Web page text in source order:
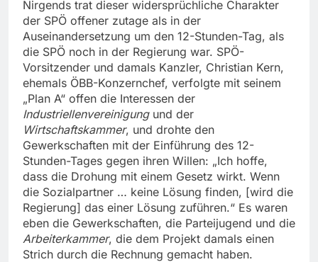
Nirgends trat dieser widersprüchliche Charakter
der SPÖ offener zutage als in der
Auseinandersetzung um den 12-Stunden-Tag, als
die SPÖ noch in der Regierung war. SPÖ-
Vorsitzender und damals Kanzler, Christian Kern,
ehemals ÖBB-Konzernchef, verfolgte mit seinem
„Plan A“ offen die Interessen der
Industriellenvereinigungund der
Wirtschaftskammer, und drohte den
Gewerkschaften mit der Einführung des 12-
Stunden-Tages gegen ihren Willen: „Ich hoffe,
dass die Drohung mit einem Gesetz wirkt. Wenn
die Sozialpartner … keine Lösung finden, [wird die
Regierung] das einer Lösung zuführen.“ Es waren
eben die Gewerkschaften, die Parteijugend und die
Arbeiterkammer, die dem Projekt damals einen
Strich durch die Rechnung gemacht haben.